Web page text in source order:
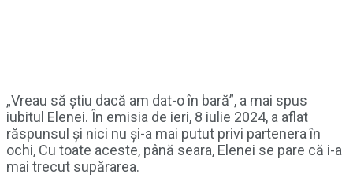
„Vreau să știu dacă am dat-o în bară”, a mai spus
iubitul Elenei. În emisia de ieri, 8 iulie 2024, a aflat
răspunsul și nici nu și-a mai putut privi partenera în
ochi, Cu toate aceste, până seara, Elenei se pare că i-a
mai trecut supărarea.